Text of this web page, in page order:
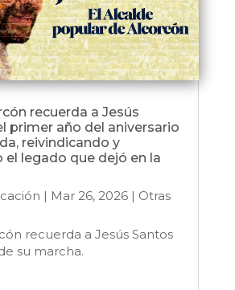
recuerda a Jesús
primer año del aniversario
reivindicando y
el legado que dejó en la
| Mar 26, 2026| Otras
recuerda a Jesús Santos
su marcha.